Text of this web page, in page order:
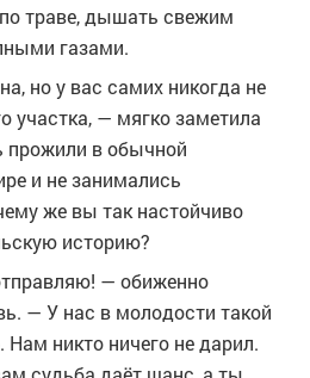
траве, дышать свежим
газами.
но у вас самих никогда не
участка, — мягко заметила
в обычной
и не занимались
же вы так настойчиво
историю?
— обиженно
— У нас в молодости такой
никто ничего не дарил.